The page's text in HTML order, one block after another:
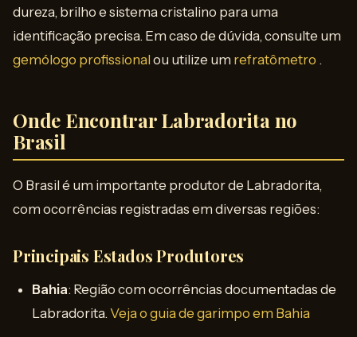
dureza, brilho e sistema cristalino para uma
identificação precisa. Em caso de dúvida, consulte um
gemólogo profissional ou utilize um refratômetro .
Onde Encontrar Labradorita no
Brasil
O Brasil é um importante produtor de Labradorita,
com ocorrências registradas em diversas regiões:
Principais Estados Produtores
Bahia: Região com ocorrências documentadas de
Labradorita. Veja o guia de garimpo em Bahia